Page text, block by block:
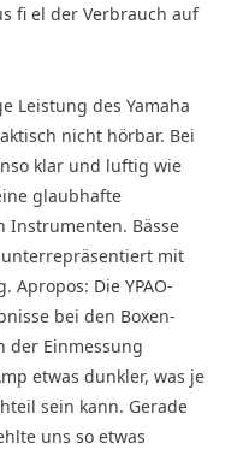
fi el der Verbrauch auf
Leistung des Yamaha
nicht hörbar. Bei
klar und luftig wie
glaubhafte
Instrumenten. Bässe
mit
Apropos: Die YPAO-
bei den Boxen-
der Einmessung
etwas dunkler, was je
sein kann. Gerade
uns so etwas